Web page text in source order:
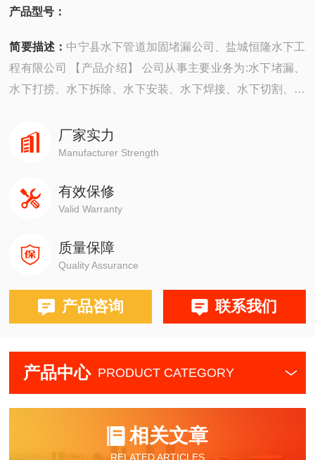
产品型号：
简要描述： 中宁县水下管道加固堵漏公司、盐城恒隆水下工
程有限公司 【产品介绍】 公司从事主要业务为:水下堵漏、
水下打捞、水下拆除、水下安装、水下焊接、水下切割、水
封堵、水下钻孔、水下检查、水下爆破。 ...
厂家实力
Manufacturer Strength
有效保修
Valid Warranty
质量保障
Quality Assurance
产品咨询 联系我们
产品中心 PRODUCT CATEGORY
相关文章
RELATED ARTICLES